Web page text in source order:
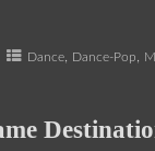
Dance, Dance-Pop,